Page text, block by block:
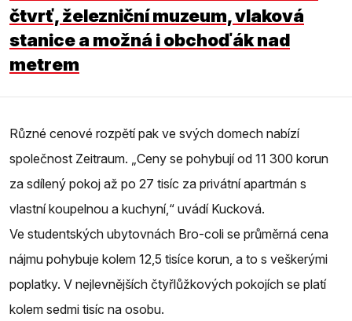
čtvrť, železniční muzeum, vlaková
stanice a možná i obchoďák nad
metrem
Různé cenové rozpětí pak ve svých domech nabízí
společnost Zeitraum. „Ceny se pohybují od 11 300 korun
za sdílený pokoj až po 27 tisíc za privátní apartmán s
vlastní koupelnou a kuchyní,“ uvádí Kucková.
Ve studentských ubytovnách Bro-coli se průměrná cena
nájmu pohybuje kolem 12,5 tisíce korun, a to s veškerými
poplatky. V nejlevnějších čtyřlůžkových pokojích se platí
kolem sedmi tisíc na osobu.